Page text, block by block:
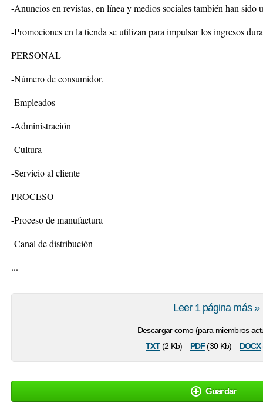
-Anuncios en revistas, en línea y medios sociales también han
-Promociones en la tienda se utilizan para impulsar los ingresos
PERSONAL
-Número de consumidor.
-Empleados
-Administración
-Cultura
-Servicio al cliente
PROCESO
-Proceso de manufactura
-Canal de distribución
...
Descargar como (para miembros
txt(2 Kb) pdf(30 Kb) docx
Leer 1 página más »
Guardar